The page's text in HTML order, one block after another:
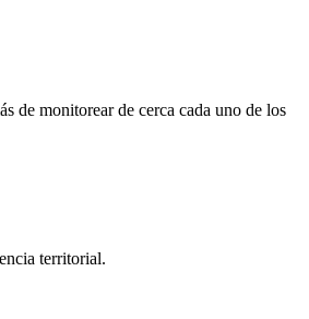
de monitorear de cerca cada uno de los
territorial.